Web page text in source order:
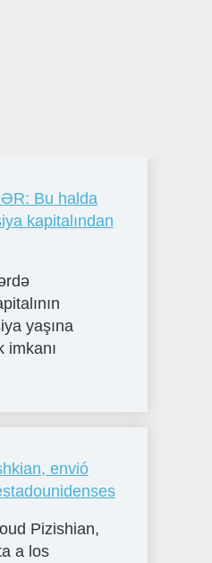
Bu halda
kapitalından
yaşına
imkanı
envió
Pizishian,
a los